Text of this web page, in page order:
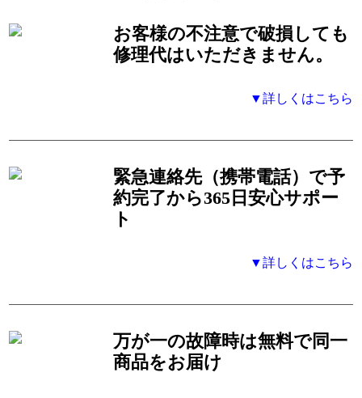
お客様の不注意で破損しても
修理代はいただきません。
▼詳しくはこちら
緊急連絡先（携帯電話）で予
約完了から365日安心サポー
ト
▼詳しくはこちら
万が一の故障時は無料で同一
商品をお届け